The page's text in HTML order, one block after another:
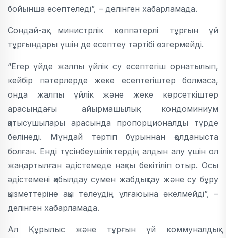
бойынша есептеледі”, – делінген хабарламада.
Сондай-ақ министрлік көппәтерлі тұрғын үй
тұрғындары үшін де есептеу тәртібі өзгермейді.
“Егер үйде жалпы үйлік су есептегіш орнатылып,
кейбір пәтерлерде жеке есептегіштер болмаса,
онда жалпы үйлік және жеке көрсеткіштер
арасындағы айырмашылық кондоминиум
қатысушылары арасында пропорционалды түрде
бөлінеді. Мұндай тәртіп бұрыннан қолданыста
болған. Енді түсінбеушіліктердің алдын алу үшін ол
жаңартылған әдістемеде нақты бекітіліп отыр. Осы
әдістемені қабылдау сумен жабдықтау және су бұру
қызметтеріне ақы төлеудің ұлғаюына әкелмейді”, –
делінген хабарламада.
Ал Құрылыс және тұрғын үй коммуналдық